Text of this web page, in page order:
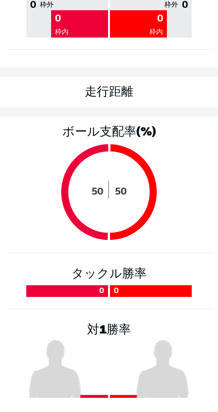
0 枠外
0
枠内
0
枠外
0
枠内
走行距離
ボール支配率(%)
50 50
タックル勝率
0 0
対1勝率